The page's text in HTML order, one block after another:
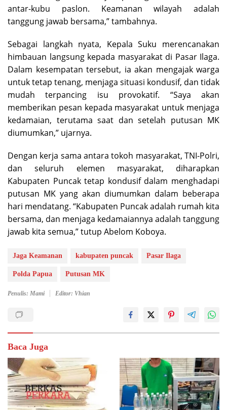
antar-kubu paslon. Keamanan wilayah adalah
tanggung jawab bersama,” tambahnya.
Sebagai langkah nyata, Kepala Suku merencanakan
himbauan langsung kepada masyarakat di Pasar Ilaga.
Dalam kesempatan tersebut, ia akan mengajak warga
untuk tetap tenang, menjaga situasi kondusif, dan tidak
mudah terpancing isu provokatif. “Saya akan
memberikan pesan kepada masyarakat untuk menjaga
kedamaian, terutama saat dan setelah putusan MK
diumumkan,” ujarnya.
Dengan kerja sama antara tokoh masyarakat, TNI-Polri,
dan seluruh elemen masyarakat, diharapkan
Kabupaten Puncak tetap kondusif dalam menghadapi
putusan MK yang akan diumumkan dalam beberapa
hari mendatang. “Kabupaten Puncak adalah rumah kita
bersama, dan menjaga kedamaiannya adalah tanggung
jawab kita semua,” tutup Abelom Koboya.
Jaga Keamanan kabupaten puncak Pasar Ilaga
Polda Papua Putusan MK
Penulis: Mami Editor: Vhian
Baca Juga